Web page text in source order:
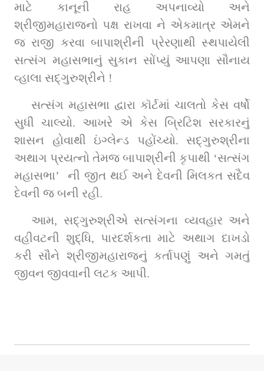
માટે કાનૂની રાહ અપનાવ્યો અને
શ્રીજીમહારાજનો પક્ષ રાખવા ને એકમાત્ર એમને
જ રાજી કરવા બાપાશ્રીની પ્રેરણાથી સ્થપાયેલી
સત્સંગ મહાસભાનું સુકાન સોંપ્યું આપણા સૌનાય
વ્હાલા સદ્‌ગુરુશ્રીને !
સત્સંગ મહાસભા દ્વારા કૉર્ટમાં ચાલતો કેસ વર્ષો
સુધી ચાલ્યો. આખરે એ કેસ બ્રિટિશ સરકારનું
શાસન હોવાથી ઇંગ્લેન્ડ પહોંચ્યો. સદ્‌ગુરુશ્રીના
અથાગ પ્રયત્નો તેમજ બાપાશ્રીની કૃપાથી ‘સત્સંગ
મહાસભા’  ની જીત થઈ અને દેવની મિલકત સદૈવ
દેવની જ બની રહી.
આમ, સદ્‌ગુરુશ્રીએ સત્સંગના વ્યવહાર અને
વહીવટની શુદ્ધિ, પારદર્શકતા માટે અથાગ દાખડો
કરી સૌને શ્રીજીમહારાજનું કર્તાપણું અને ગમતું
જીવન જીવવાની લટક આપી.